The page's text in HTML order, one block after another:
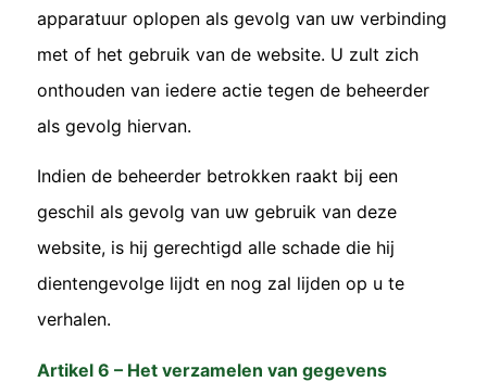
apparatuur oplopen als gevolg van uw verbinding
met of het gebruik van de website. U zult zich
onthouden van iedere actie tegen de beheerder
als gevolg hiervan.
Indien de beheerder betrokken raakt bij een
geschil als gevolg van uw gebruik van deze
website, is hij gerechtigd alle schade die hij
dientengevolge lijdt en nog zal lijden op u te
verhalen.
Artikel 6 – Het verzamelen van gegevens